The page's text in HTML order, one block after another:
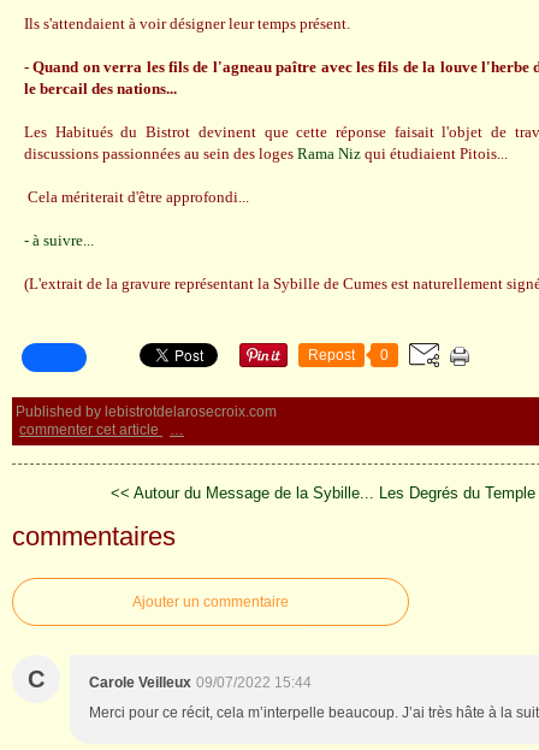
Ils s'attendaient à voir désigner leur temps présent.
- Quand on verra les fils de l'agneau paître avec les fils de la louve l'herbe
le bercail des nations...
Les Habitués du Bistrot devinent que cette réponse faisait l'objet de
discussions passionnées au sein des loges Rama Niz qui étudiaient Pitois...
Cela mériterait d'être approfondi...
- à suivre...
(L'extrait de la gravure représentant la Sybille de Cumes est naturellement
Repost 0
Published by lebistrotdelarosecroix.com
commenter cet article
…
<< Autour du Message de la Sybille... Les Degrés du
commentaires
Ajouter un commentaire
C Carole Veilleux 09/07/2022 15:44
Merci pour ce récit, cela m’interpelle beaucoup. J’ai très hâte à la